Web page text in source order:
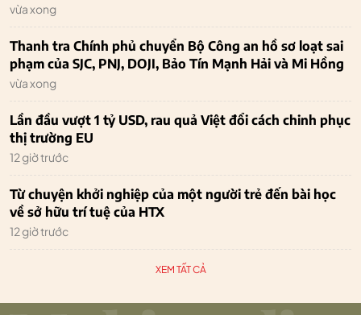
vừa xong
Thanh tra Chính phủ chuyển Bộ Công an hồ sơ loạt sai
phạm của SJC, PNJ, DOJI, Bảo Tín Mạnh Hải và Mi Hồng
vừa xong
Lần đầu vượt 1 tỷ USD, rau quả Việt đổi cách chinh phục
thị trường EU
12 giờ trước
Từ chuyện khởi nghiệp của một người trẻ đến bài học
về sở hữu trí tuệ của HTX
12 giờ trước
XEM TẤT CẢ